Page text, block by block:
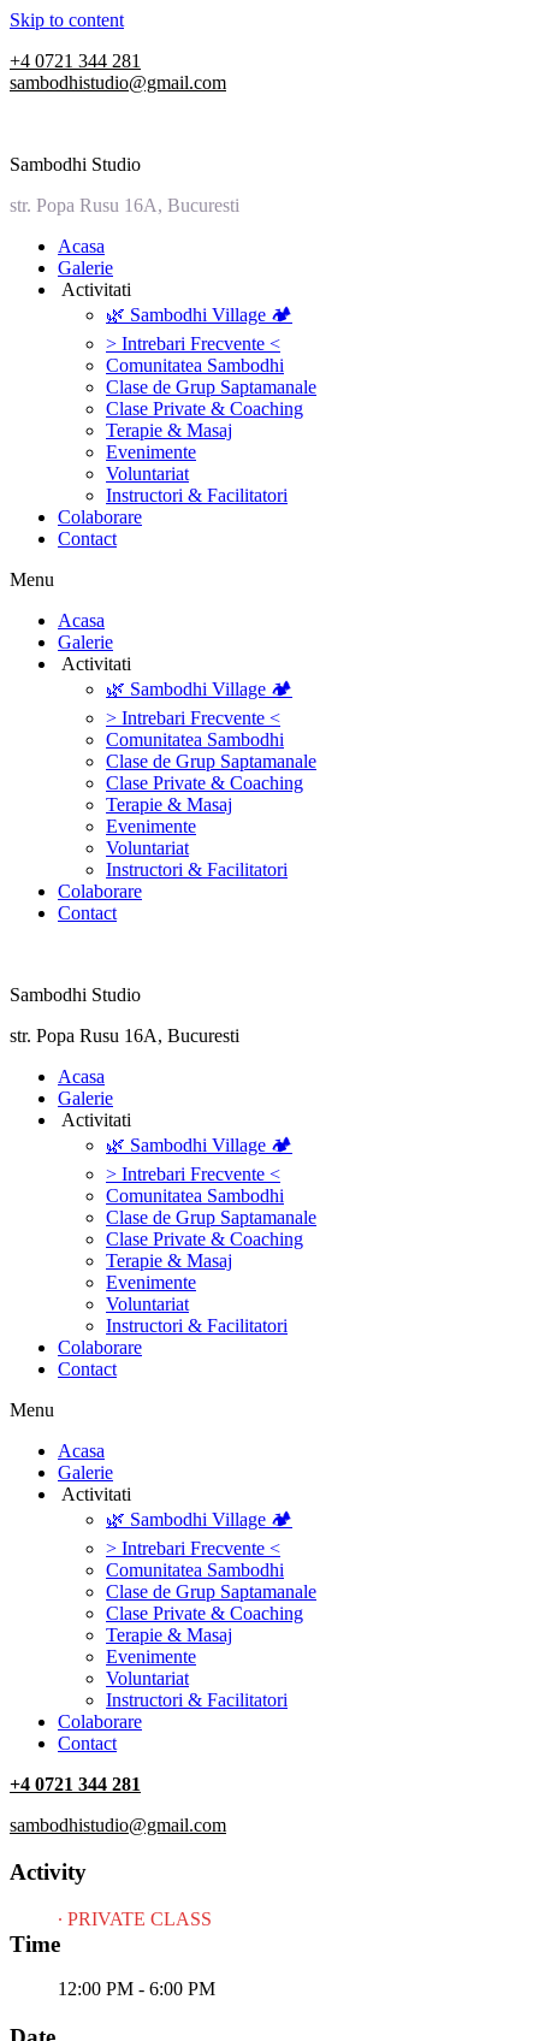
Skip to content
+4 0721 344 281
sambodhistudio@gmail.com
Sambodhi Studio
str. Popa Rusu 16A, Bucuresti
‎Acasa
Galerie
‎ ‎Activitati‎
🌿 Sambodhi Village 🏕️
> Intrebari Frecvente <
Comunitatea Sambodhi
Clase de Grup Saptamanale
Clase Private & Coaching
Terapie & Masaj
‎Evenimente
Voluntariat
‏‏‎Instructori & Facilitatori
Colaborare
Contact
Menu
‎Acasa
Galerie
‎ ‎Activitati‎
🌿 Sambodhi Village 🏕️
> Intrebari Frecvente <
Comunitatea Sambodhi
Clase de Grup Saptamanale
Clase Private & Coaching
Terapie & Masaj
‎Evenimente
Voluntariat
‏‏‎Instructori & Facilitatori
Colaborare
Contact
Sambodhi Studio
str. Popa Rusu 16A, Bucuresti
‎Acasa
Galerie
‎ ‎Activitati‎
🌿 Sambodhi Village 🏕️
> Intrebari Frecvente <
Comunitatea Sambodhi
Clase de Grup Saptamanale
Clase Private & Coaching
Terapie & Masaj
‎Evenimente
Voluntariat
‏‏‎Instructori & Facilitatori
Colaborare
Contact
Menu
‎Acasa
Galerie
‎ ‎Activitati‎
🌿 Sambodhi Village 🏕️
> Intrebari Frecvente <
Comunitatea Sambodhi
Clase de Grup Saptamanale
Clase Private & Coaching
Terapie & Masaj
‎Evenimente
Voluntariat
‏‏‎Instructori & Facilitatori
Colaborare
Contact
+4 0721 344 281
sambodhistudio@gmail.com
Activity
∙ PRIVATE CLASS
Time
12:00 PM - 6:00 PM